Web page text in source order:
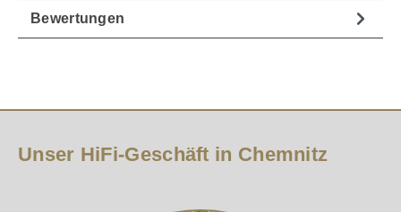
Bewertungen
Unser HiFi-Geschäft in Chemnitz